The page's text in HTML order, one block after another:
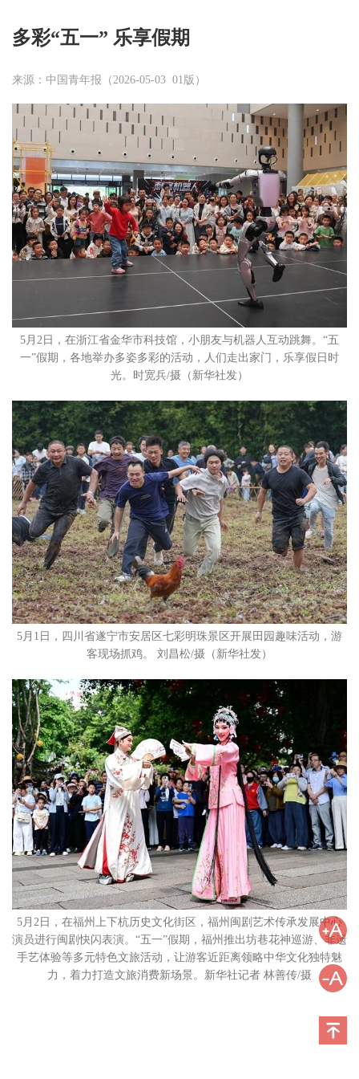
多彩“五一” 乐享假期
来源：中国青年报（2026-05-03 01版）
5月2日，在浙江省金华市科技馆，小朋友与机器人互动跳舞。“五
一”假期，各地举办多姿多彩的活动，人们走出家门，乐享假日时
光。时宽兵/摄（新华社发）
5月1日，四川省遂宁市安居区七彩明珠景区开展田园趣味活动，游
客现场抓鸡。 刘昌松/摄（新华社发）
5月2日，在福州上下杭历史文化街区，福州闽剧艺术传承发展中心
演员进行闽剧快闪表演。“五一”假期，福州推出坊巷花神巡游、非遗
手艺体验等多元特色文旅活动，让游客近距离领略中华文化独特魅
力，着力打造文旅消费新场景。新华社记者 林善传/摄